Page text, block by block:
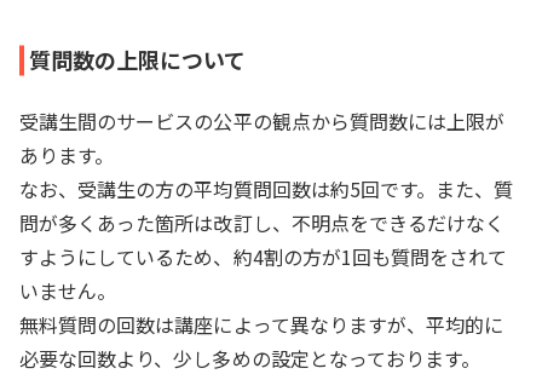
質問数の上限について
受講生間のサービスの公平の観点から質問数には上限が
あります。
なお、受講生の方の平均質問回数は約5回です。また、質
問が多くあった箇所は改訂し、不明点をできるだけなく
すようにしているため、約4割の方が1回も質問をされて
いません。
無料質問の回数は講座によって異なりますが、平均的に
必要な回数より、少し多めの設定となっております。